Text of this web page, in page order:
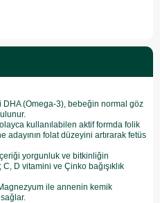
DHA(Omega-3), bebeğin normal göz
kullanılabilen aktif formda folik
adayının folat düzeyini artırarak fetüs
yorgunluk ve bitkinliğin
C, D vitamini ve Çinko bağışıklık
ile annenin kemik